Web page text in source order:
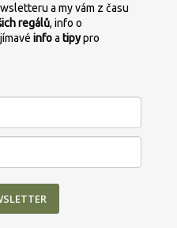
a my vám z času
regálů, info o
infoa tipypro